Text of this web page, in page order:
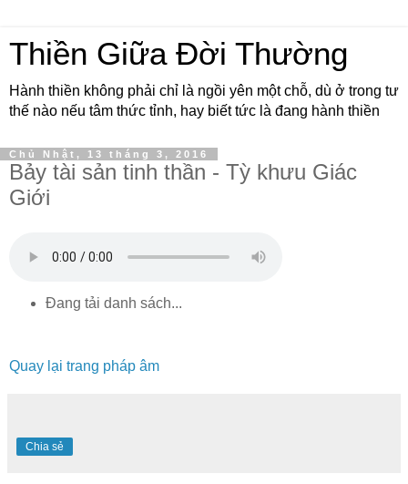
Thiền Giữa Đời Thường
Hành thiền không phải chỉ là ngồi yên một chỗ, dù ở trong tư
thế nào nếu tâm thức tỉnh, hay biết tức là đang hành thiền
Chủ Nhật, 13 tháng 3, 2016
Bảy tài sản tinh thần - Tỳ khưu Giác
Giới
Đang tải danh sách...
Quay lại trang pháp âm
Chia sẻ